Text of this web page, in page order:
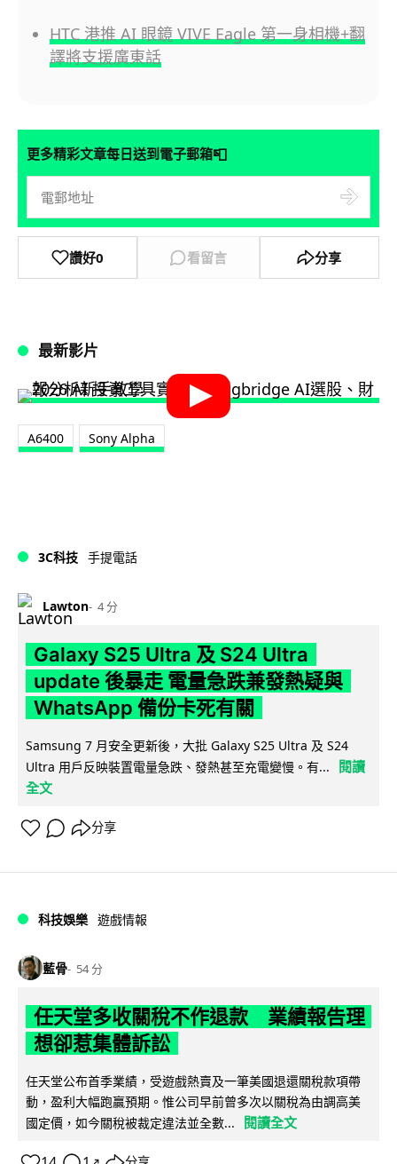
HTC 港推 AI 眼鏡 VIVE Eagle 第一身相機+翻
譯將支援廣東話
更多精彩文章每日送到電子郵箱📮
讚好0 看留言 分享
最新影片
A6400 Sony Alpha
3C科技 手提電話
Lawton 4 分
Galaxy S25 Ultra 及 S24 Ultra
update 後暴走 電量急跌兼發熱疑與
WhatsApp 備份卡死有關
Samsung 7 月安全更新後，大批 Galaxy S25 Ultra 及 S24
Ultra 用戶反映裝置電量急跌、發熱甚至充電變慢。有...
閱讀
全文
分享
科技娛樂 遊戲情報
藍骨 54 分
任天堂多收關稅不作退款 業績報告理
想卻惹集體訴訟
任天堂公布首季業績，受遊戲熱賣及一筆美國退還關稅款項帶
動，盈利大幅跑贏預期。惟公司早前曾多次以關稅為由調高美
國定價，如今關稅被裁定違法並全數...
閱讀全文